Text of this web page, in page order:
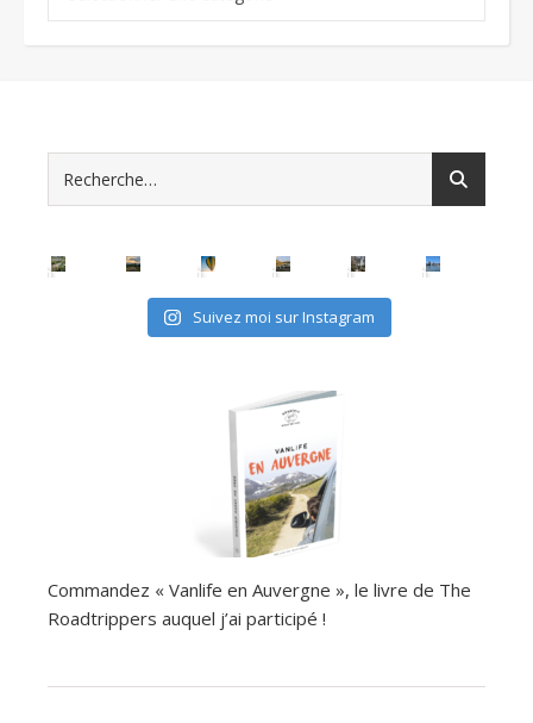
Suivez moi sur Instagram
Commandez « Vanlife en Auvergne », le livre de The
Roadtrippers auquel j’ai participé !